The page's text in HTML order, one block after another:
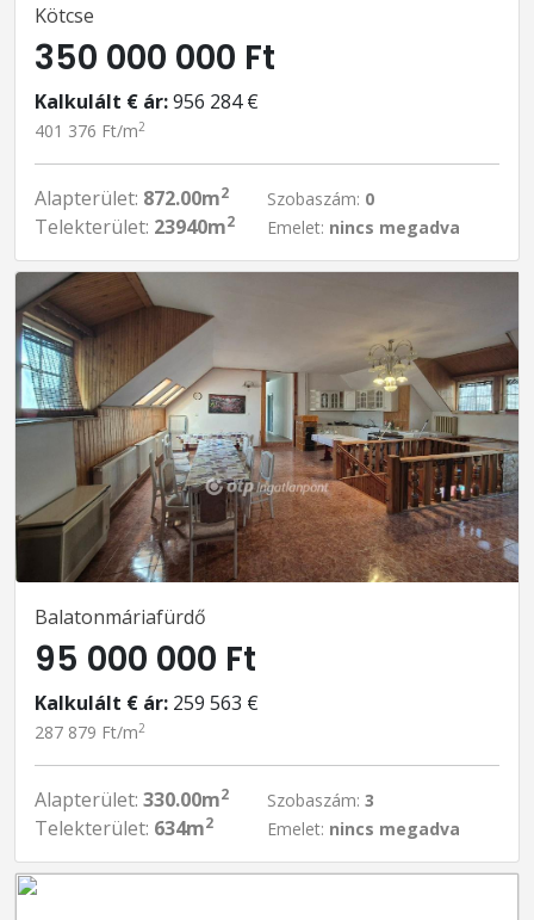
Kötcse
350 000 000 Ft
Kalkulált € ár:956 284 €
401 376 Ft/m2
Alapterület: 872.00m2
Telekterület: 23940m2
Szobaszám: 0
Emelet: nincs megadva
Balatonmáriafürdő
95 000 000 Ft
Kalkulált € ár: 259 563 €
287 879 Ft/m2
Alapterület: 330.00m2
Telekterület: 634m2
Szobaszám: 3
Emelet: nincs megadva